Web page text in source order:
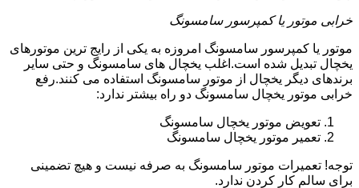
خرابی موتور یا کمپرسور سامسونگ
موتور یا کمپرسور سامسونگ امروزه به یکی از رایج ترین موتورهای
یخچال تبدیل شده است.اغلب یخچال های سامسونگ و حتی سایر
برندهای دیگر یخچال از موتور سامسونگ استفاده می کنند.رفع
خرابی موتور یخچال سامسونگ دو راه بیشتر ندارد:
تعویض موتور یخچال سامسونگ
تعمیر موتور یخچال سامسونگ
توجه! تعمیرات موتور سامسونگ به صرفه نیست و هیچ تضمینی
برای سالم کار کردن ندارد.